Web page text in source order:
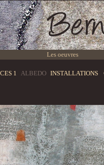
Les oeuvres
1 ALBEDO INSTALLATIONS